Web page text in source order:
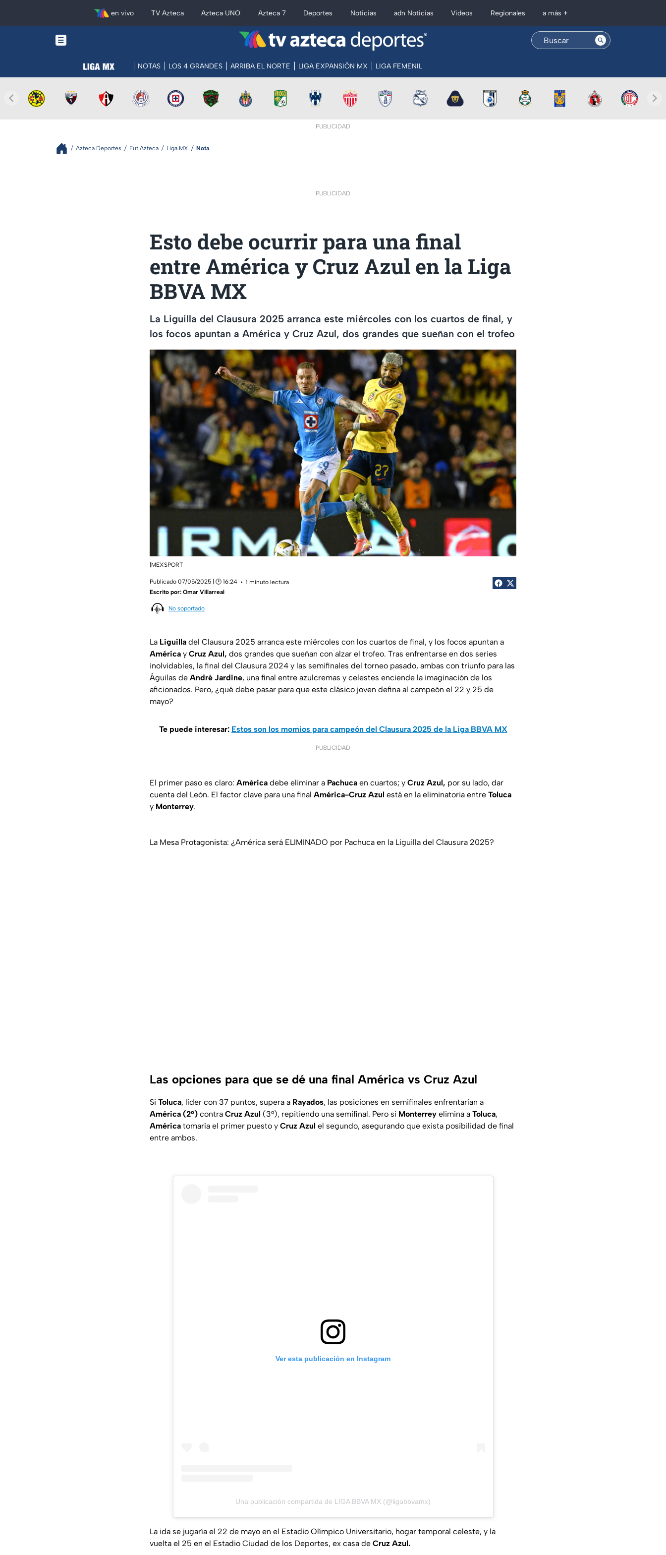
en vivo TV Azteca Azteca UNO Azteca 7 Deportes Noticias adn Noticias Videos Regionales a más +
NOTAS LOS 4 GRANDES ARRIBA EL NORTE LIGA EXPANSIÓN MX LIGA FEMENIL
PUBLICIDAD
Azteca Deportes Fut Azteca Liga MX Nota
PUBLICIDAD
Esto debe ocurrir para una final
entre América y Cruz Azul en la Liga
BBVA MX
La Liguilla del Clausura 2025 arranca este miércoles con los cuartos de final, y
los focos apuntan a América y Cruz Azul, dos grandes que sueñan con el trofeo
|MEXSPORT
Publicado 07/05/2025 | 🕑 16:24
1 minuto lectura
Escrito por: Omar Villarreal
No soportado
La Liguilla del Clausura 2025 arranca este miércoles con los cuartos de final, y los focos apuntan a
América y Cruz Azul, dos grandes que sueñan con alzar el trofeo. Tras enfrentarse en dos series
inolvidables, la final del Clausura 2024 y las semifinales del torneo pasado, ambas con triunfo para las
Águilas de André Jardine, una final entre azulcremas y celestes enciende la imaginación de los
aficionados. Pero, ¿qué debe pasar para que este clásico joven defina al campeón el 22 y 25 de
mayo?
Te puede interesar: Estos son los momios para campeón del Clausura 2025 de la Liga BBVA MX
PUBLICIDAD
El primer paso es claro: América debe eliminar a Pachuca en cuartos; y Cruz Azul, por su lado, dar
cuenta del León. El factor clave para una final América-Cruz Azul está en la eliminatoria entre Toluca
y Monterrey.
La Mesa Protagonista: ¿América será ELIMINADO por Pachuca en la Liguilla del Clausura 2025?
Las opciones para que se dé una final América vs Cruz Azul
Si Toluca, líder con 37 puntos, supera a Rayados, las posiciones en semifinales enfrentarían a
América (2°) contra Cruz Azul (3°), repitiendo una semifinal. Pero si Monterrey elimina a Toluca,
América tomaría el primer puesto y Cruz Azul el segundo, asegurando que exista posibilidad de final
entre ambos.
Ver esta publicación en Instagram
Una publicación compartida de LIGA BBVA MX (@ligabbvamx)
La ida se jugaría el 22 de mayo en el Estadio Olímpico Universitario, hogar temporal celeste, y la
vuelta el 25 en el Estadio Ciudad de los Deportes, ex casa de Cruz Azul.